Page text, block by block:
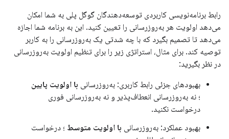
رابط برنامه‌نویسی کاربردی توسعه‌دهندگان گوگل پلی به شما امکان
می‌دهد اولویت هر به‌روزرسانی را تعیین کنید. این به برنامه شما اجازه
می‌دهد تا تصمیم بگیرد که با چه شدتی یک به‌روزرسانی را به کاربر
توصیه کند. برای مثال، استراتژی زیر را برای تنظیم اولویت به‌روزرسانی
در نظر بگیرید:
بهبودهای جزئی رابط کاربری: به‌روزرسانی با اولویت پایین
؛ نه به‌روزرسانی انعطاف‌پذیر و نه به‌روزرسانی فوری
درخواست نکنید.
بهبود عملکرد: به‌روزرسانی با اولویت متوسط ؛ درخواست